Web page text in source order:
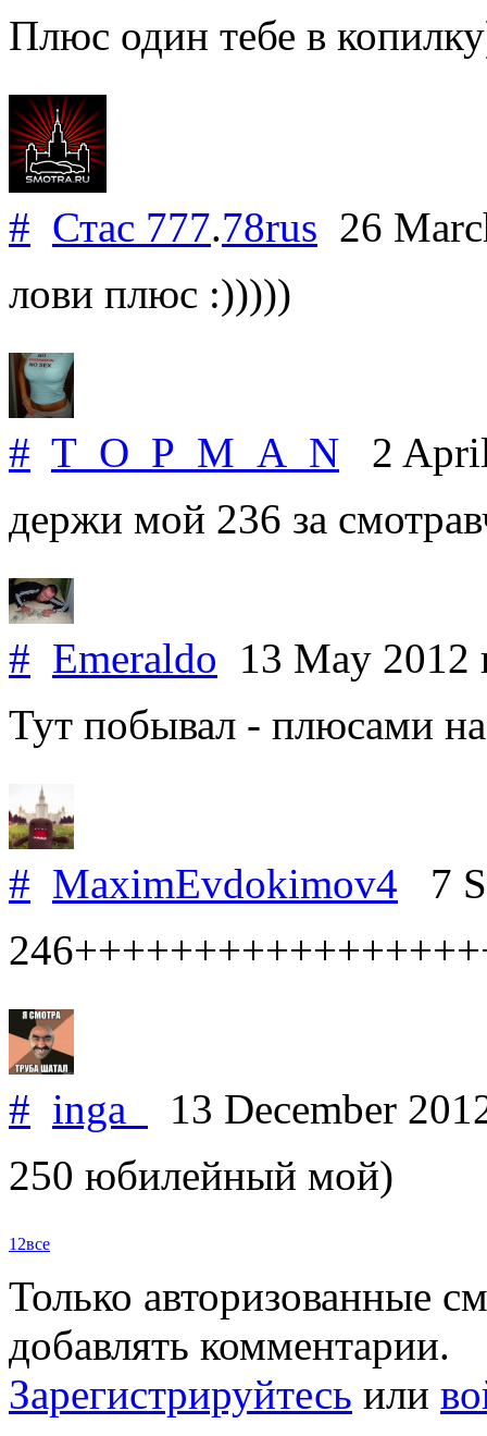
Плюс один тебе в
# Стас 777.78rus 26
лови плюс :)))))
# T_O_P_M_A_N 2
держи мой 236 за
# Emeraldo 13 May 2012
Тут побывал - плюсами
# MaximEvdokimov4 7
# inga_
13 December
250 юбилейный мой)
12все
Только авторизованные
добавлять комментарии.
Зарегистрируйтесь или